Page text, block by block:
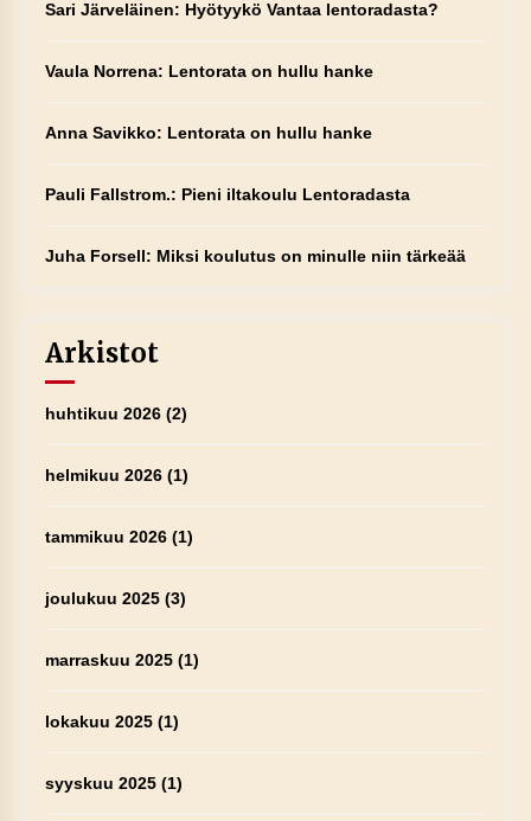
Sari Järveläinen: Hyötyykö Vantaa lentoradasta?
Vaula Norrena: Lentorata on hullu hanke
Anna Savikko: Lentorata on hullu hanke
Pauli Fallstrom.: Pieni iltakoulu Lentoradasta
Juha Forsell: Miksi koulutus on minulle niin tärkeää
Arkistot
huhtikuu 2026(2)
helmikuu 2026(1)
tammikuu 2026(1)
joulukuu 2025(3)
marraskuu 2025(1)
lokakuu 2025(1)
syyskuu 2025(1)